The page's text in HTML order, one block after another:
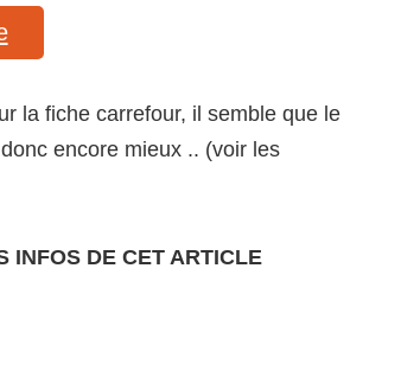
la fiche carrefour, il semble que le
encore mieux .. (voir les
INFOS DE CET ARTICLE